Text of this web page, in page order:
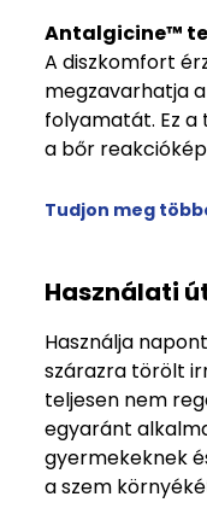
Antalgicine™
A diszkomfort
megzavarhatja
folyamatát. Ez
a bőr
Tudjon meg
Használati
Használja
szárazra törölt
teljesen nem
egyaránt
gyermekeknek
a szem